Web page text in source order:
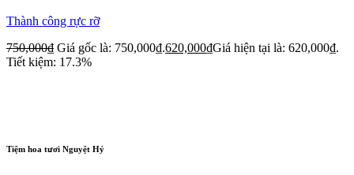
Thành công rực rỡ
750,000₫ Giá gốc là: 750,000₫.620,000₫Giá hiện tại là: 620,000₫.
Tiết kiệm: 17.3%
Tiệm hoa tươi Nguyệt Hỷ